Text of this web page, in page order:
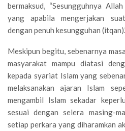
bermaksud, “Sesungguhnya
yang apabila mengerjakan
dengan penuh kesungguhan
Meskipun begitu, sebenarnya
masyarakat mampu diatasi
kepada syariat Islam yang
melaksanakan ajaran Islam
mengambil Islam sekadar
sesuai dengan selera masing-
setiap perkara yang diharamkan